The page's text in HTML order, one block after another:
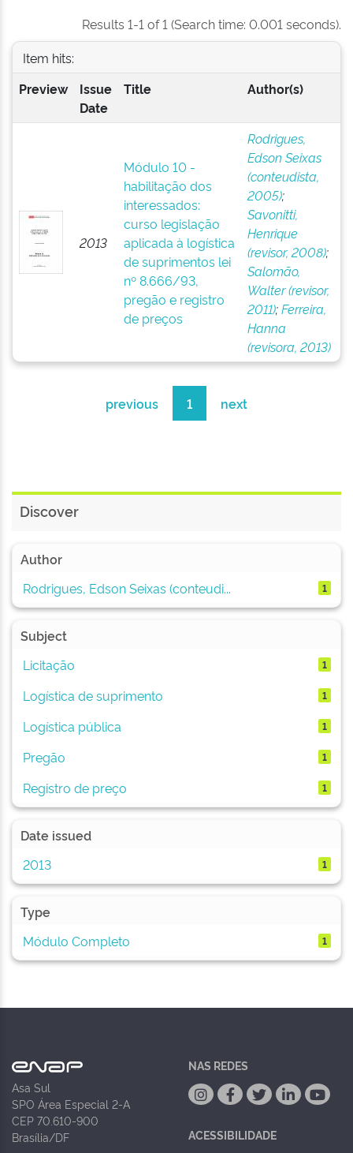
Results 1-1 of 1 (Search time: 0.001 seconds).
Item hits:
Preview
Issue
Date
Title Author(s)
2013
Módulo 10 -
habilitação dos
interessados:
curso legislação
aplicada à logística
de suprimentos lei
nº 8.666/93,
pregão e registro
de preços
Rodrigues,
Edson Seixas
(conteudista,
2005);
Savonitti,
Henrique
(revisor, 2008);
Salomão,
Walter (revisor,
2011);Ferreira,
Hanna
(revisora, 2013)
previous 1 next
Discover
Author
Rodrigues, Edson Seixas (conteudi...
1
Subject
Licitação
1
Logística de suprimento 1
Logística pública 1
Pregão 1
Registro de preço 1
Date issued
2013
1
Type
Módulo Completo
1
Asa Sul
SPO Área Especial 2-A
CEP 70.610-900
Brasília/DF
NAS REDES
ACESSIBILIDADE